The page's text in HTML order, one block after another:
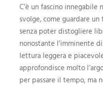
C’è un fascino
svolge, come guardare
senza poter distogliere
nonostante l’imminente
lettura leggera e
approfondisce molto
per passare il tempo, ma